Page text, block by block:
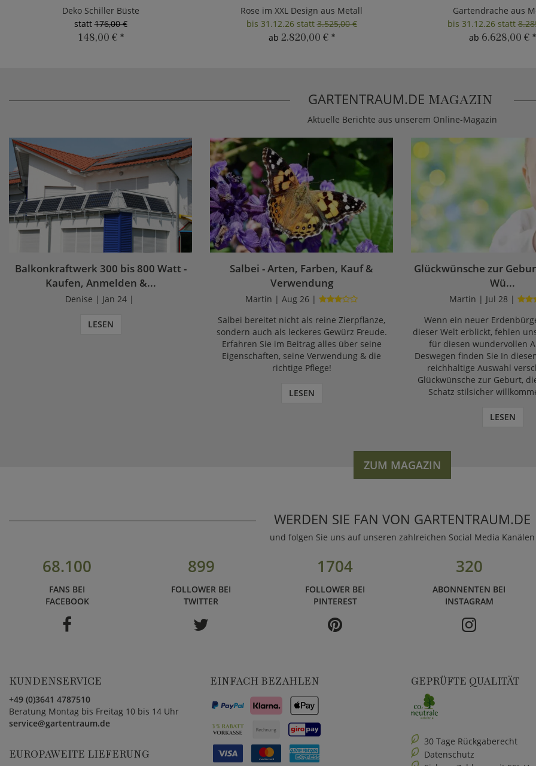
Deko Schiller Büste
statt176,00 €
148,00 € *
Rose im XXL Design aus Metall
bis 31.12.26 statt3.525,00 €
ab 2.820,00 € *
Gartendrache aus
bis 31.12.26 statt
ab 6.628,00 € *
GARTENTRAUM.DE MAGAZIN
Aktuelle Berichte aus unserem Online-Magazin
Balkonkraftwerk 300 bis 800 Watt -
Kaufen, Anmelden &...
Denise | Jan 24 |
LESEN
Salbei - Arten, Farben, Kauf &
Verwendung
Martin | Aug 26 |
Salbei bereitet nicht als reine Zierpflanze,
sondern auch als leckeres Gewürz Freude.
Erfahren Sie im Beitrag alles über seine
Eigenschaften, seine Verwendung & die
richtige Pflege!
LESEN
Glückwünsche zur
Wü...
Martin | Jul 28 |
Wenn ein neuer
dieser Welt erblickt, fehlen
für diesen wundervollen
Deswegen finden Sie In
reichhaltige Auswahl
Glückwünsche zur Geburt,
Schatz stilsicher
LESEN
ZUM MAGAZIN
WERDEN SIE FAN VON GARTENTRAUM.DE
und folgen Sie uns auf unseren zahlreichen Social Media Kanälen
68.100
FANS BEI
FACEBOOK
899
FOLLOWER BEI
TWITTER
1704
FOLLOWER BEI
PINTEREST
320
ABONNENTEN BEI
INSTAGRAM
KUNDENSERVICE
+49 (0)3641 4787510
Beratung Montag bis Freitag 10 bis 14 Uhr
service@gartentraum.de
EUROPAWEITE LIEFERUNG
EINFACH BEZAHLEN GEPRÜFTE QUALITÄT
30 Tage Rückgaberecht
Datenschutz